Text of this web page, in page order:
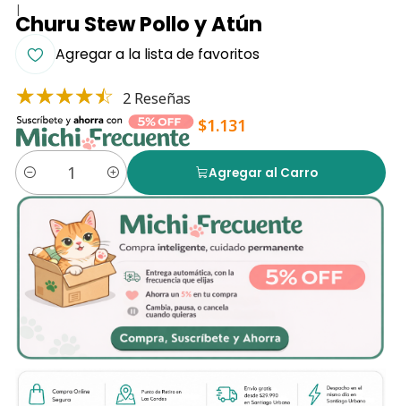
|
Churu Stew Pollo y Atún
Agregar a la lista de favoritos
2 Reseñas
$1.131
Cantidad
Agregar al Carro